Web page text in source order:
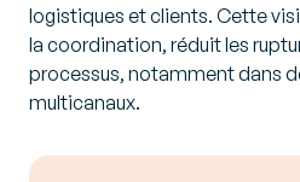
logistiques et clients. Cette
la coordination, réduit les
processus, notamment dans
multicanaux.